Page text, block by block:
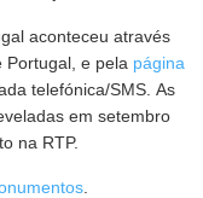
aconteceu através
Portugal, e pela página
telefónica/SMS. As
em setembro
na RTP.